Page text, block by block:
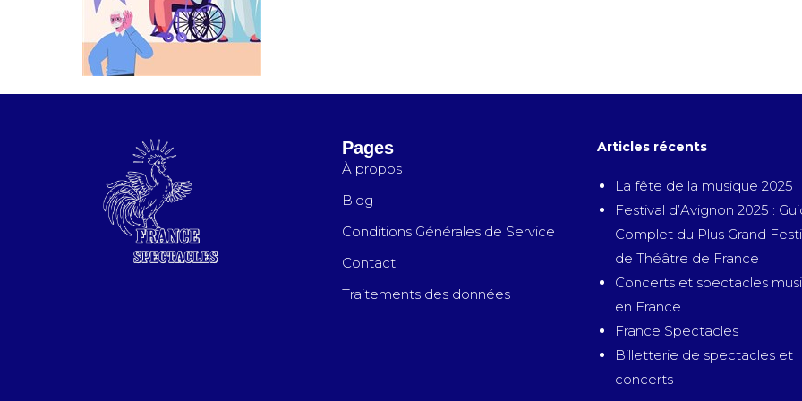
Pages
À propos
Blog
Conditions Générales de Service
Contact
Traitements des données
Articles récents
La fête de la musique 2025
Festival d’Avignon 2025 :
Complet du Plus Grand
de Théâtre de France
Concerts et spectacles
en France
France Spectacles
Billetterie de spectacles et
concerts